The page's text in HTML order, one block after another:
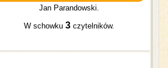
Jan Parandowski.
W schowku 3 czytelników.